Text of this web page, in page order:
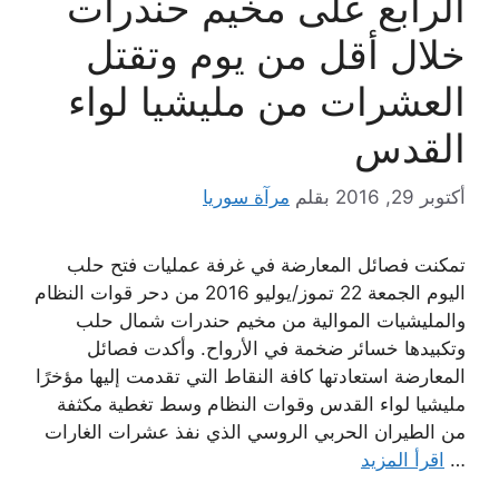
خلال أقل من يوم وتقتل
العشرات من مليشيا لواء
القدس
أكتوبر 29, 2016 بقلم مرآة سوريا
تمكنت فصائل المعارضة في غرفة عمليات فتح حلب
اليوم الجمعة 22 تموز/يوليو 2016 من دحر قوات النظام
والمليشيات الموالية من مخيم حندرات شمال حلب
وتكبيدها خسائر ضخمة في الأرواح. وأكدت فصائل
المعارضة استعادتها كافة النقاط التي تقدمت إليها مؤخرًا
مليشيا لواء القدس وقوات النظام وسط تغطية مكثفة
من الطيران الحربي الروسي الذي نفذ عشرات الغارات
… اقرأ المزيد